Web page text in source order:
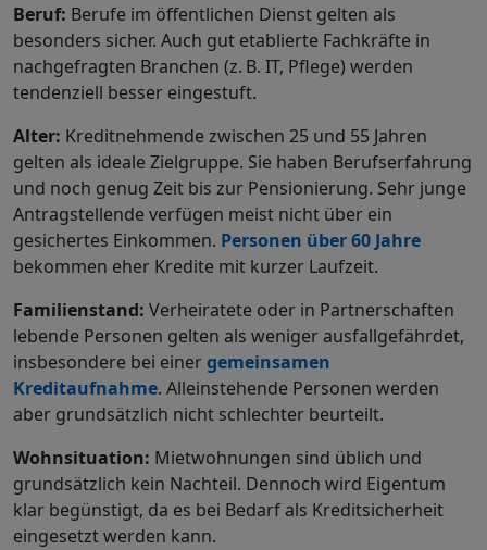
Beruf: Berufe im öffentlichen Dienst gelten als
besonders sicher. Auch gut etablierte Fachkräfte in
nachgefragten Branchen (z. B. IT, Pflege) werden
tendenziell besser eingestuft.
Alter: Kreditnehmende zwischen 25 und 55 Jahren
gelten als ideale Zielgruppe. Sie haben Berufserfahrung
und noch genug Zeit bis zur Pensionierung. Sehr junge
Antragstellende verfügen meist nicht über ein
gesichertes Einkommen. Personen über 60 Jahre
bekommen eher Kredite mit kurzer Laufzeit.
Familienstand: Verheiratete oder in Partnerschaften
lebende Personen gelten als weniger ausfallgefährdet,
insbesondere bei einergemeinsamen
Kreditaufnahme. Alleinstehende Personen werden
aber grundsätzlich nicht schlechter beurteilt.
Wohnsituation: Mietwohnungen sind üblich und
grundsätzlich kein Nachteil. Dennoch wird Eigentum
klar begünstigt, da es bei Bedarf als Kreditsicherheit
eingesetzt werden kann.